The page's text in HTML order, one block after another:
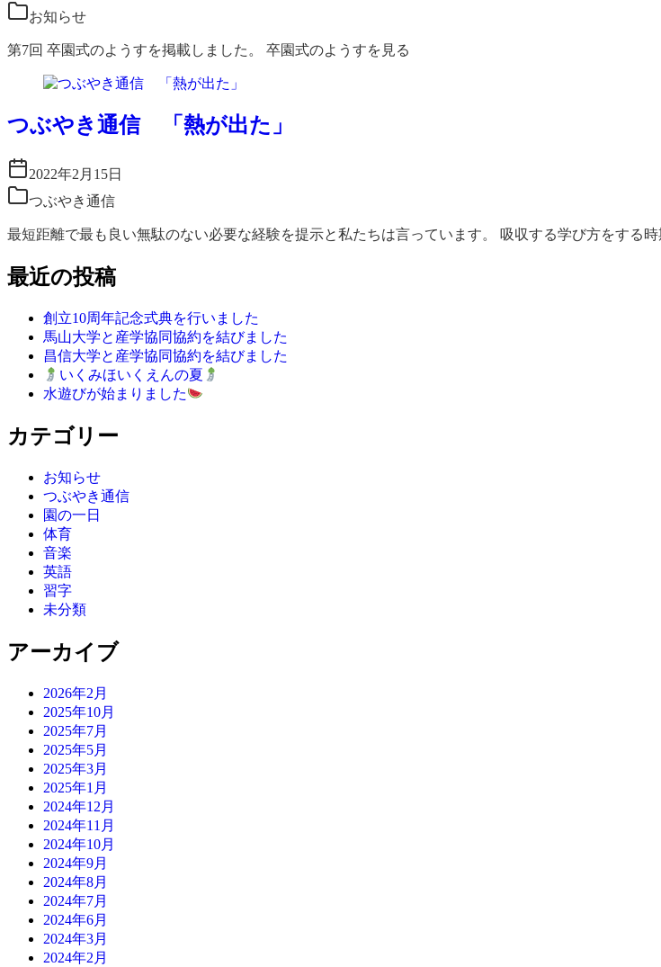
お知らせ
第7回 卒園式のようすを掲載しました。 卒園式のようすを見る
つぶやき通信 「熱が出た」
2022年2月15日
つぶやき通信
最短距離で最も良い無駄のない必要な経験を提示と私たちは言っています。 吸収する学び方をす
最近の投稿
創立10周年記念式典を行いました
馬山大学と産学協同協約を結びました
昌信大学と産学協同協約を結びました
いくみほいくえんの夏
水遊びが始まりました
カテゴリー
お知らせ
つぶやき通信
園の一日
体育
音楽
英語
習字
未分類
アーカイブ
2026年2月
2025年10月
2025年7月
2025年5月
2025年3月
2025年1月
2024年12月
2024年11月
2024年10月
2024年9月
2024年8月
2024年7月
2024年6月
2024年3月
2024年2月